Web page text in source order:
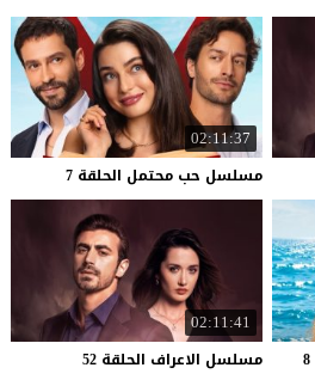
02:11:37
مسلسل حب محتمل الحلقة 7
8
02:11:41
مسلسل الاعراف الحلقة 52